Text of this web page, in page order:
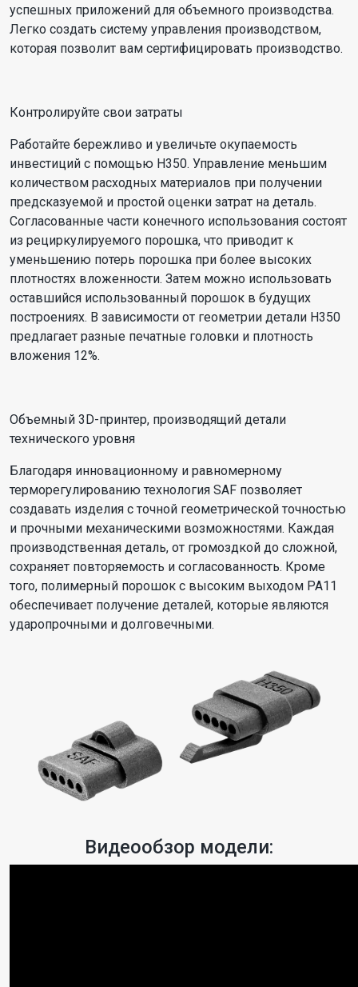
успешных приложений для объемного производства.
Легко создать систему управления производством,
которая позволит вам сертифицировать производство.
Контролируйте свои затраты
Работайте бережливо и увеличьте окупаемость
инвестиций с помощью H350. Управление меньшим
количеством расходных материалов при получении
предсказуемой и простой оценки затрат на деталь.
Согласованные части конечного использования состоят
из рециркулируемого порошка, что приводит к
уменьшению потерь порошка при более высоких
плотностях вложенности. Затем можно использовать
оставшийся использованный порошок в будущих
построениях. В зависимости от геометрии детали H350
предлагает разные печатные головки и плотность
вложения 12%.
Объемный 3D-принтер, производящий детали
технического уровня
Благодаря инновационному и равномерному
терморегулированию технология SAF позволяет
создавать изделия с точной геометрической точностью
и прочными механическими возможностями. Каждая
производственная деталь, от громоздкой до сложной,
сохраняет повторяемость и согласованность. Кроме
того, полимерный порошок с высоким выходом PA11
обеспечивает получение деталей, которые являются
ударопрочными и долговечными.
Видеообзор модели: